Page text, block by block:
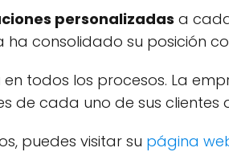
personalizadas a
consolidado su posición
en todos los procesos. La
de cada uno de sus clientes
puedes visitar su página